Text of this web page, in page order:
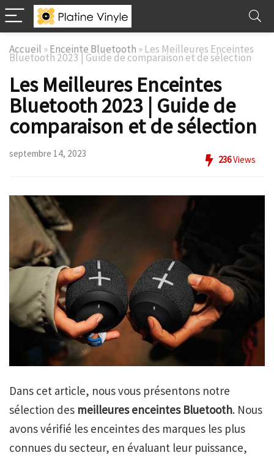
Accueil »Enceinte Bluetooth » Les Meilleures Enceintes
Bluetooth 2023 | Guide de comparaison et de sélection
Les Meilleures Enceintes
Bluetooth 2023 | Guide de
comparaison et de sélection
septembre 14, 2023
236Views
Dans cet article, nous vous présentons notre
sélection des meilleures enceintes Bluetooth. Nous
avons vérifié les enceintes des marques les plus
connues du secteur, en évaluant leur puissance,